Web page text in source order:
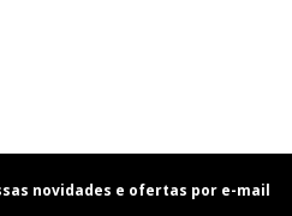
novidades e ofertas por e-mail